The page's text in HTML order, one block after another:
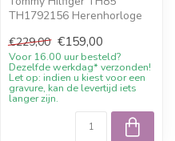
TH1792156 Herenhorloge
10% welkomstk...
€229,00 €159,00
Voor 16.00 uur besteld?
Dezelfde werkdag* verzonden!
Let op: indien u kiest voor een
gravure, kan de levertijd iets
langer zijn.